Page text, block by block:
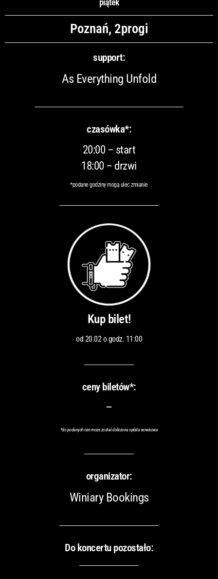
Poznań, 2progi
support:
As Everything Unfold
czasówka*:
20:00 – start
18:00 – drzwi
*podane godziny mogą ulec zmianie
Kup bilet!
od 20.02 o godz. 11:00
ceny biletów*:
–
*do podanych cen może zostać doliczona opłata serwisowa
organizator:
Winiary Bookings
Do koncertu pozostało: